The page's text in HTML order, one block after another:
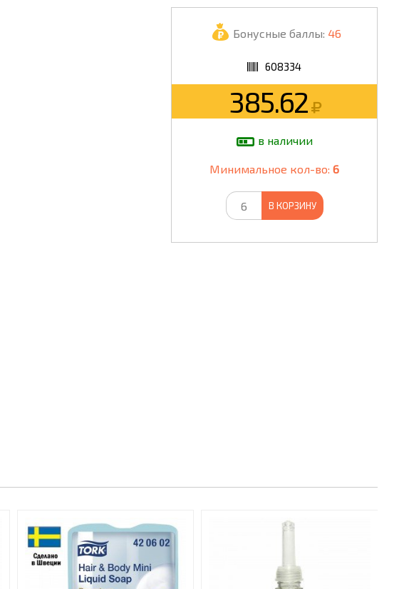
ШКОЛА
Бонусные баллы: 46
608334
385.62
в наличии
Минимальное кол-во: 6
В КОРЗИНУ